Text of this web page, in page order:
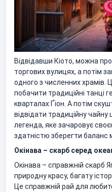
Відвідавши Кіото, можна
торгових вулицях, а потім
одного з численних храмів.
побачити традиційні танці
кварталах Ґіон. А потім
відвідати традиційну
легенда, яке зачаровує
здатністю зберегти баланс
Окінава – скарб серед
Окінава – справжній скарб
природну красу, багату
Це справжній рай для